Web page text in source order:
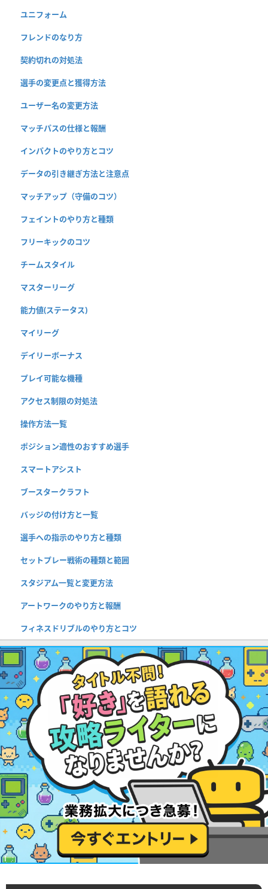
ユニフォーム
フレンドのなり方
契約切れの対処法
選手の変更点と獲得方法
ユーザー名の変更方法
マッチパスの仕様と報酬
インパクトのやり方とコツ
データの引き継ぎ方法と注意点
マッチアップ（守備のコツ）
フェイントのやり方と種類
フリーキックのコツ
チームスタイル
マスターリーグ
能力値(ステータス)
マイリーグ
デイリーボーナス
プレイ可能な機種
アクセス制限の対処法
操作方法一覧
ポジション適性のおすすめ選手
スマートアシスト
ブースタークラフト
バッジの付け方と一覧
選手への指示のやり方と種類
セットプレー戦術の種類と範囲
スタジアム一覧と変更方法
アートワークのやり方と報酬
フィネスドリブルのやり方とコツ